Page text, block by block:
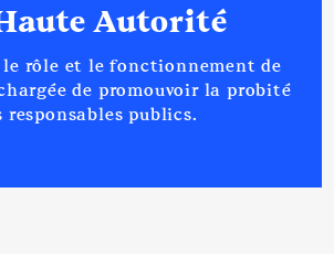
Autorité
le rôle et le fonctionnement de
de promouvoir la probité
responsables publics.